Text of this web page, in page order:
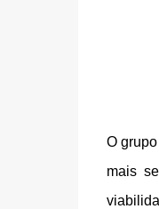
O
mais